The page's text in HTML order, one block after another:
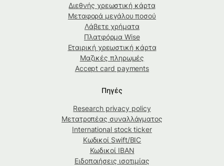
Διεθνής χρεωστική κάρτα
Μεταφορά μεγάλου ποσού
Λάβετε χρήματα
Πλατφόρμα Wise
Εταιρική χρεωστική κάρτα
Μαζικές πληρωμές
Accept card payments
Πηγές
Research privacy policy
Μετατροπέας συναλλάγματος
International stock ticker
Κωδικοί Swift/BIC
Κωδικοί IBAN
Ειδοποιήσεις ισοτιμίας